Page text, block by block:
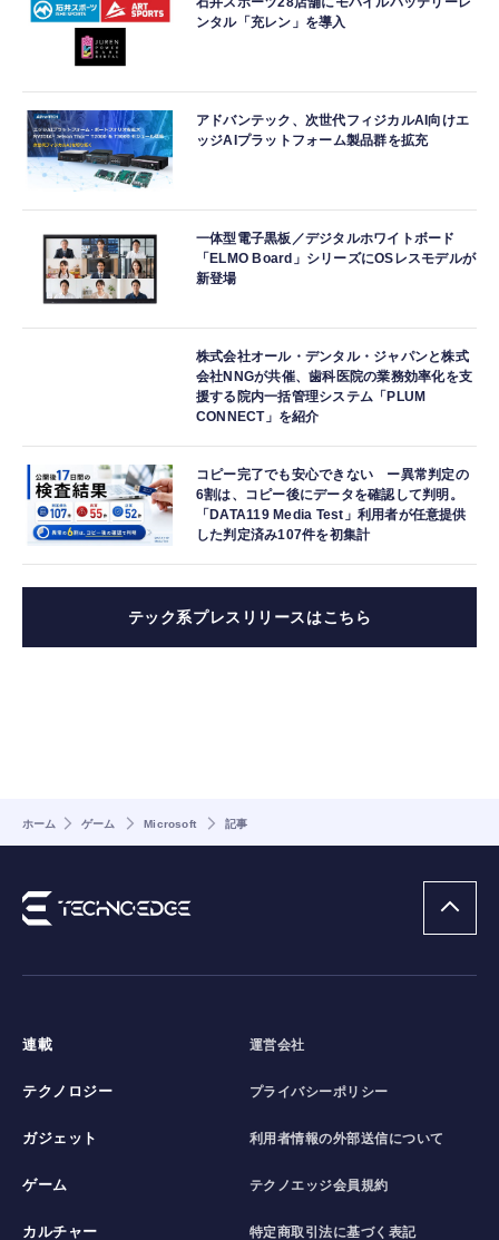
ンタル「充レン」を導入
アドバンテック、次世代フィジカルAI向けエ
ッジAIプラットフォーム製品群を拡充
一体型電子黒板／デジタルホワイトボード
「ELMO Board」シリーズにOSレスモデルが
新登場
株式会社オール・デンタル・ジャパンと株式
会社NNGが共催、歯科医院の業務効率化を支
援する院内一括管理システム「PLUM
CONNECT」を紹介
コピー完了でも安心できない ー異常判定の
6割は、コピー後にデータを確認して判明。
「DATA119 Media Test」利用者が任意提供
した判定済み107件を初集計
テック系プレスリリースはこちら
ホーム ゲーム Microsoft 記事
連載
テクノロジー
ガジェット
ゲーム
カルチャー
運営会社
プライバシーポリシー
利用者情報の外部送信について
テクノエッジ会員規約
特定商取引法に基づく表記